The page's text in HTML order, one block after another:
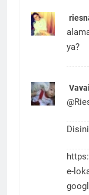
ya?
Vavai
e-